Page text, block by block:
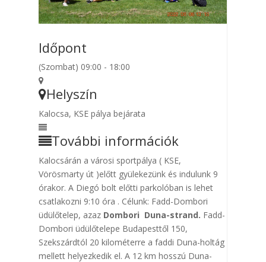
Időpont
(Szombat) 09:00 - 18:00
Helyszín
Kalocsa, KSE pálya bejárata
További információk
Kalocsárán a városi sportpálya ( KSE,
Vörösmarty út )előtt gyülekezünk és indulunk 9
órakor. A Diegó bolt előtti parkolóban is lehet
csatlakozni 9:10 óra . Célunk: Fadd-Dombori
üdülőtelep, azaz Dombori Duna-strand. Fadd-
Dombori üdülőtelepe Budapesttől 150,
Szekszárdtól 20 kilométerre a faddi Duna-holtág
mellett helyezkedik el. A 12 km hosszú Duna-